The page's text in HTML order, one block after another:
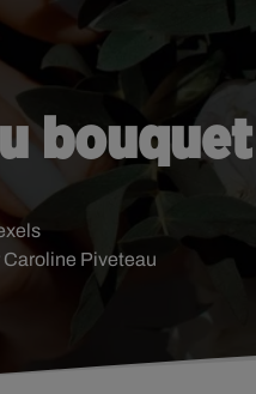
Caroline Piveteau